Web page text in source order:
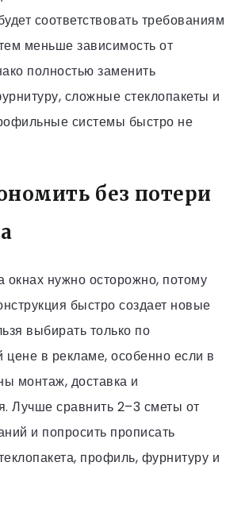
соответствовать требованиям
меньше зависимость от
полностью заменить
сложные стеклопакеты и
системы быстро не
без потери
окнах нужно осторожно, потому
быстро создает новые
выбирать только по
в рекламе, особенно если в
монтаж, доставка и
Лучше сравнить 2–3 сметы от
и попросить прописать
профиль, фурнитуру и